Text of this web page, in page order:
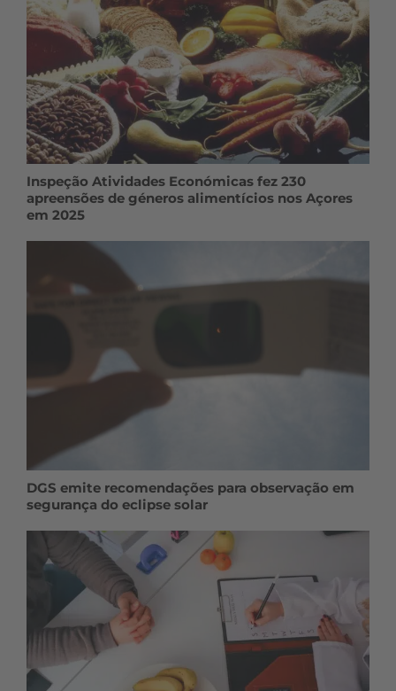
Inspeção Atividades Económicas fez 230
apreensões de géneros alimentícios nos Açores
em 2025
DGS emite recomendações para observação em
segurança do eclipse solar